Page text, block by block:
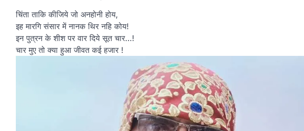
चिंता ताकि कीजिये जो अनहोनी होय,
इह मारगि‌ संसार में नानक थिर नहि कोय!
इन पुत्रन के शीश‌ पर वार दिये सूत चार…!
चार मुए तो क्या हुआ जीवत कई हजार !